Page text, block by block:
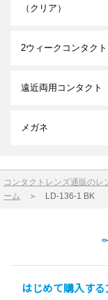
（クリア）
2ウィークコンタクト
遠近両用コンタクト
メガネ
コンタクトレンズ通販のレ
ーム
＞ LD-136-1 BK
はじめて購入す